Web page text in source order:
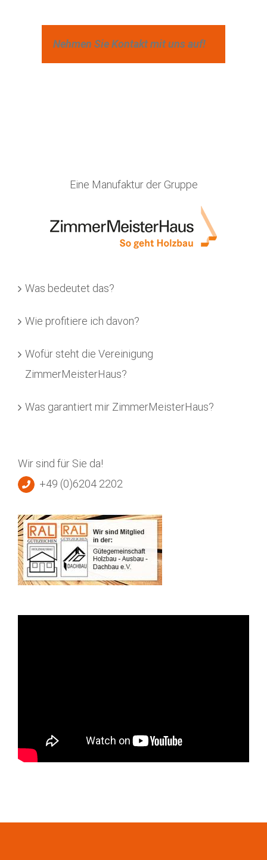
Nehmen Sie Kontakt mit uns auf!
Eine Manufaktur der Gruppe
Was bedeutet das?
Wie profitiere ich davon?
Wofür steht die Vereinigung
ZimmerMeisterHaus?
Was garantiert mir ZimmerMeisterHaus?
Wir sind für Sie da!
+49 (0)6204 2202